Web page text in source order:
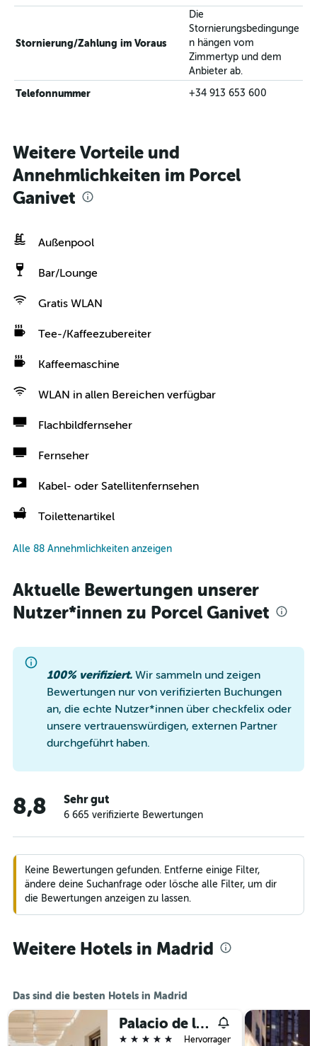
Stornierung/Zahlung im Voraus
Die
Stornierungsbedingunge
n hängen vom
Zimmertyp und dem
Anbieter ab.
Telefonnummer +34 913 653 600
Weitere Vorteile und
Annehmlichkeiten im Porcel
Ganivet
Außenpool
Bar/Lounge
Gratis WLAN
Tee-/Kaffeezubereiter
Kaffeemaschine
WLAN in allen Bereichen verfügbar
Flachbildfernseher
Fernseher
Kabel- oder Satellitenfernsehen
Toilettenartikel
Alle 88 Annehmlichkeiten anzeigen
Aktuelle Bewertungen unserer
Nutzer*innen zu Porcel Ganivet
100% verifiziert. Wir sammeln und zeigen
Bewertungen nur von verifizierten Buchungen
an, die echte Nutzer*innen über checkfelix oder
unsere vertrauenswürdigen, externen Partner
durchgeführt haben.
8,8 Sehr gut
6 665 verifizierte Bewertungen
Keine Bewertungen gefunden. Entferne einige Filter,
ändere deine Suchanfrage oder lösche alle Filter, um dir
die Bewertungen anzeigen zu lassen.
Weitere Hotels in Madrid
Das sind die besten Hotels in Madrid
Palacio de los Duques Gran Meliá
5 Sterne
Hervorragend